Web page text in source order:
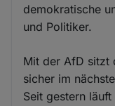
demokratische
und Politiker.
Mit der AfD sitzt
sicher im
Seit gestern